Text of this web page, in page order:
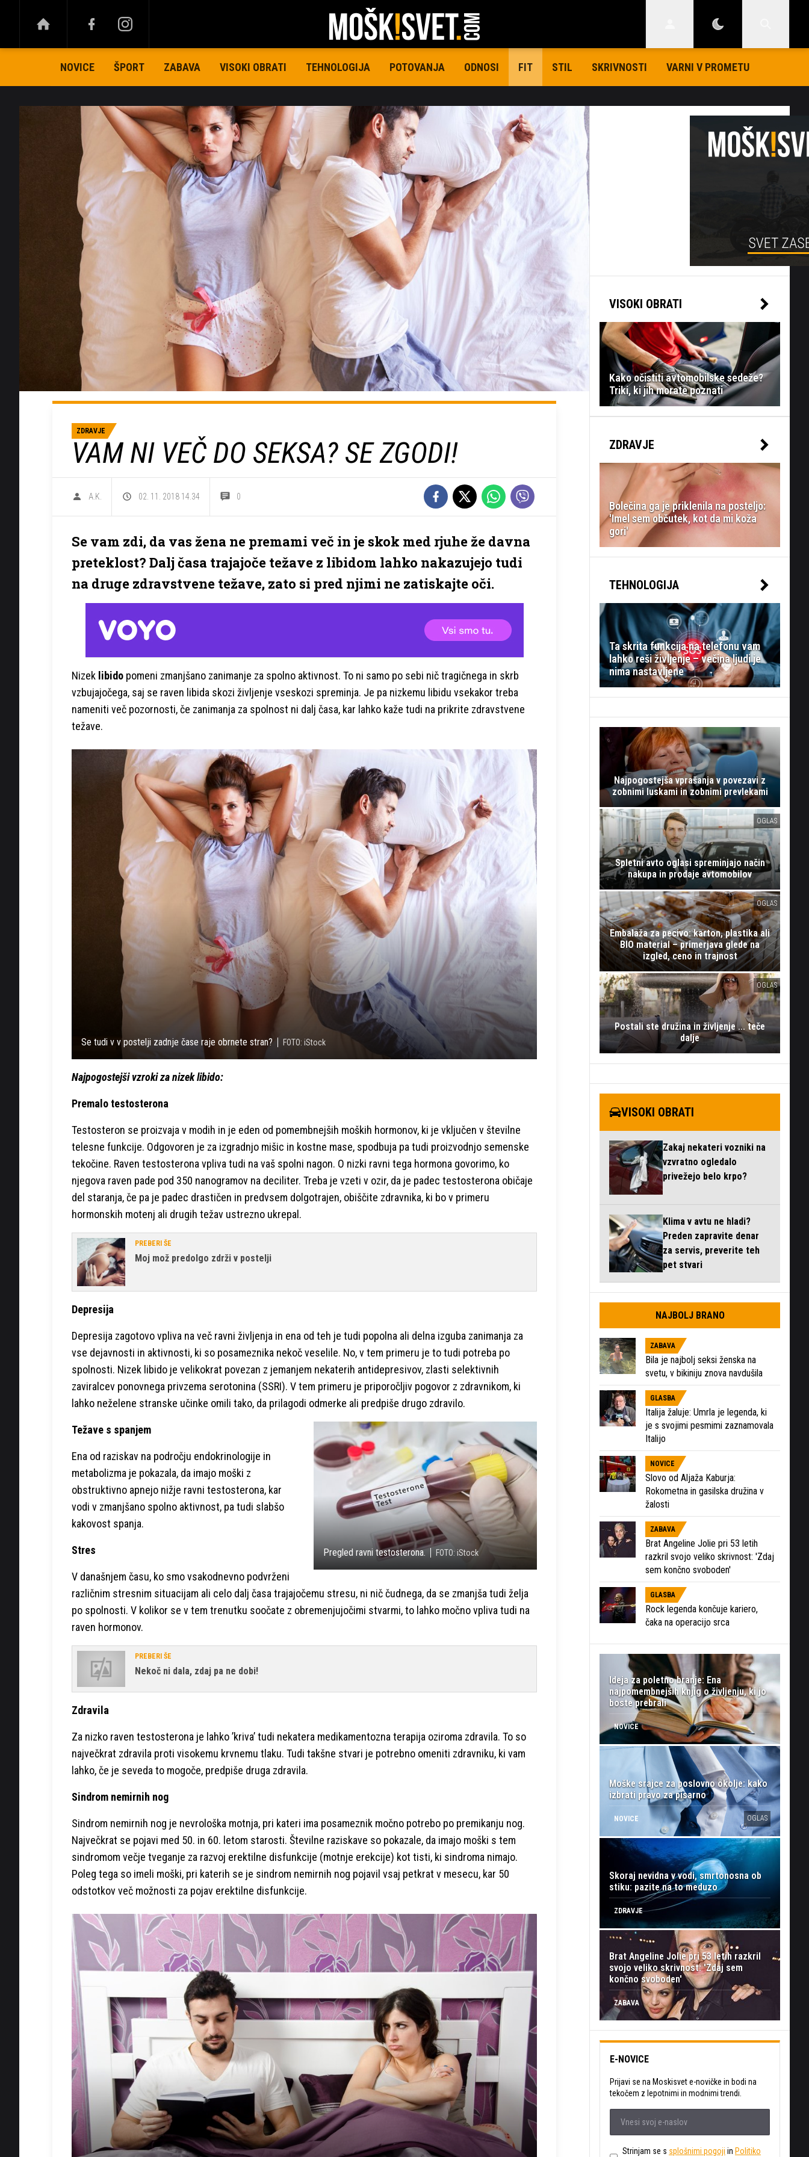
NOVICE ŠPORT ZABAVA VISOKI OBRATI TEHNOLOGIJA POTOVANJA ODNOSI FIT STIL SKRIVNOSTI VARNI V PROMETU
ZDRAVJE
VAM NI VEČ DO SEKSA? SE ZGODI!
A.K. 02. 11. 2018 14.34 0
Se vam zdi, da vas žena ne premami več in je skok med rjuhe že davna
preteklost? Dalj časa trajajoče težave z libidom lahko nakazujejo tudi
na druge zdravstvene težave, zato si pred njimi ne zatiskajte oči.
Nizek libido pomeni zmanjšano zanimanje za spolno aktivnost. To ni samo po sebi nič tragičnega in skrb
vzbujajočega, saj se raven libida skozi življenje vseskozi spreminja. Je pa nizkemu libidu vsekakor treba
nameniti več pozornosti, če zanimanja za spolnost ni dalj časa, kar lahko kaže tudi na prikrite zdravstvene
težave.
Se tudi v v postelji zadnje čase raje obrnete stran? FOTO: iStock
Najpogostejši vzroki za nizek libido:
Premalo testosterona
Testosteron se proizvaja v modih in je eden od pomembnejših moških hormonov, ki je vključen v številne
telesne funkcije. Odgovoren je za izgradnjo mišic in kostne mase, spodbuja pa tudi proizvodnjo semenske
tekočine. Raven testosterona vpliva tudi na vaš spolni nagon. O nizki ravni tega hormona govorimo, ko
njegova raven pade pod 350 nanogramov na deciliter. Treba je vzeti v ozir, da je padec testosterona običaje
del staranja, če pa je padec drastičen in predvsem dolgotrajen, obiščite zdravnika, ki bo v primeru
hormonskih motenj ali drugih težav ustrezno ukrepal.
PREBERI ŠE
Moj mož predolgo zdrži v postelji
Depresija
Depresija zagotovo vpliva na več ravni življenja in ena od teh je tudi popolna ali delna izguba zanimanja za
vse dejavnosti in aktivnosti, ki so posameznika nekoč veselile. No, v tem primeru je to tudi potreba po
spolnosti. Nizek libido je velikokrat povezan z jemanjem nekaterih antidepresivov, zlasti selektivnih
zaviralcev ponovnega privzema serotonina (SSRI). V tem primeru je priporočljiv pogovor z zdravnikom, ki
lahko neželene stranske učinke omili tako, da prilagodi odmerke ali predpiše drugo zdravilo.
Pregled ravni testosterona. FOTO: iStock
Težave s spanjem
Ena od raziskav na področju endokrinologije in
metabolizma je pokazala, da imajo moški z
obstruktivno apnejo nižje ravni testosterona, kar
vodi v zmanjšano spolno aktivnost, pa tudi slabšo
kakovost spanja.
Stres
V današnjem času, ko smo vsakodnevno podvrženi
različnim stresnim situacijam ali celo dalj časa trajajočemu stresu, ni nič čudnega, da se zmanjša tudi želja
po spolnosti. V kolikor se v tem trenutku soočate z obremenjujočimi stvarmi, to lahko močno vpliva tudi na
raven hormonov.
PREBERI ŠE
Nekoč ni dala, zdaj pa ne dobi!
Zdravila
Za nizko raven testosterona je lahko ’kriva’ tudi nekatera medikamentozna terapija oziroma zdravila. To so
največkrat zdravila proti visokemu krvnemu tlaku. Tudi takšne stvari je potrebno omeniti zdravniku, ki vam
lahko, če je seveda to mogoče, predpiše druga zdravila.
Sindrom nemirnih nog
Sindrom nemirnih nog je nevrološka motnja, pri kateri ima posameznik močno potrebo po premikanju nog.
Največkrat se pojavi med 50. in 60. letom starosti. Številne raziskave so pokazale, da imajo moški s tem
sindromom večje tveganje za razvoj erektilne disfunkcije (motnje erekcije) kot tisti, ki sindroma nimajo.
Poleg tega so imeli moški, pri katerih se je sindrom nemirnih nog pojavil vsaj petkrat v mesecu, kar 50
odstotkov več možnosti za pojav erektilne disfunkcije.
VISOKI OBRATI
Kako očistiti avtomobilske sedeže?
Triki, ki jih morate poznati
ZDRAVJE
Bolečina ga je priklenila na posteljo:
'Imel sem občutek, kot da mi koža
gori'
TEHNOLOGIJA
Ta skrita funkcija na telefonu vam
lahko reši življenje – večina ljudi je
nima nastavljene
Najpogostejša vprašanja v povezavi z
zobnimi luskami in zobnimi prevlekami
OGLAS
Spletni avto oglasi spreminjajo način
nakupa in prodaje avtomobilov
OGLAS
Embalaža za pecivo: karton, plastika ali
BIO material – primerjava glede na
izgled, ceno in trajnost
OGLAS
Postali ste družina in življenje ... teče
dalje
VISOKI OBRATI
Zakaj nekateri vozniki na
vzvratno ogledalo
privežejo belo krpo?
Klima v avtu ne hladi?
Preden zapravite denar
za servis, preverite teh
pet stvari
NAJBOLJ BRANO
ZABAVA
Bila je najbolj seksi ženska na
svetu, v bikiniju znova navdušila
GLASBA
Italija žaluje: Umrla je legenda, ki
je s svojimi pesmimi zaznamovala
Italijo
NOVICE
Slovo od Aljaža Kaburja:
Rokometna in gasilska družina v
žalosti
ZABAVA
Brat Angeline Jolie pri 53 letih
razkril svojo veliko skrivnost: 'Zdaj
sem končno svoboden'
GLASBA
Rock legenda končuje kariero,
čaka na operacijo srca
Ideja za poletno branje: Ena
najpomembnejših knjig o življenju, ki jo
boste prebrali
NOVICE
Moške srajce za poslovno okolje: kako
izbrati pravo za pisarno
NOVICE OGLAS
Skoraj nevidna v vodi, smrtonosna ob
stiku: pazite na to meduzo
ZDRAVJE
Brat Angeline Jolie pri 53 letih razkril
svojo veliko skrivnost: 'Zdaj sem
končno svoboden'
ZABAVA
E-NOVICE
Prijavi se na Moskisvet e-novičke in bodi na
tekočem z lepotnimi in modnimi trendi.
Strinjam se s splošnimi pogoji in Politiko